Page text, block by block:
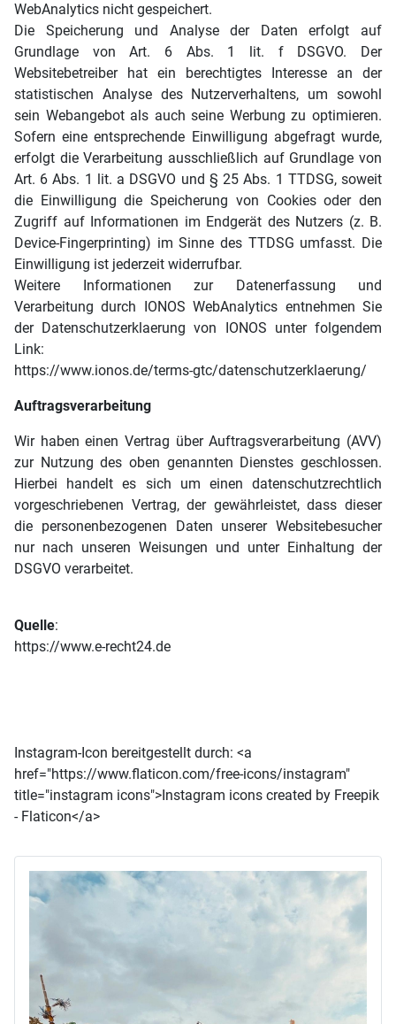
WebAnalytics nicht gespeichert.
Die Speicherung und Analyse der Daten erfolgt auf
Grundlage von Art. 6 Abs. 1 lit. f DSGVO. Der
Websitebetreiber hat ein berechtigtes Interesse an der
statistischen Analyse des Nutzerverhaltens, um sowohl
sein Webangebot als auch seine Werbung zu optimieren.
Sofern eine entsprechende Einwilligung abgefragt wurde,
erfolgt die Verarbeitung ausschließlich auf Grundlage von
Art. 6 Abs. 1 lit. a DSGVO und § 25 Abs. 1 TTDSG, soweit
die Einwilligung die Speicherung von Cookies oder den
Zugriff auf Informationen im Endgerät des Nutzers (z. B.
Device-Fingerprinting) im Sinne des TTDSG umfasst. Die
Einwilligung ist jederzeit widerrufbar.
Weitere Informationen zur Datenerfassung und
Verarbeitung durch IONOS WebAnalytics entnehmen Sie
der Datenschutzerklaerung von IONOS unter folgendem
Link:
https://www.ionos.de/terms-gtc/datenschutzerklaerung/
Auftragsverarbeitung
Wir haben einen Vertrag über Auftragsverarbeitung (AVV)
zur Nutzung des oben genannten Dienstes geschlossen.
Hierbei handelt es sich um einen datenschutzrechtlich
vorgeschriebenen Vertrag, der gewährleistet, dass dieser
die personenbezogenen Daten unserer Websitebesucher
nur nach unseren Weisungen und unter Einhaltung der
DSGVO verarbeitet.
Quelle:
https://www.e-recht24.de
Instagram-Icon bereitgestellt durch: <a
href="https://www.flaticon.com/free-icons/instagram"
title="instagram icons">Instagram icons created by Freepik
- Flaticon</a>